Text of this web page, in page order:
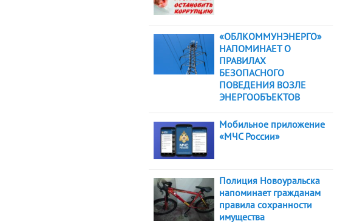
«ОБЛКОММУНЭНЕРГО»
НАПОМИНАЕТ О
ПРАВИЛАХ
БЕЗОПАСНОГО
ПОВЕДЕНИЯ ВОЗЛЕ
ЭНЕРГООБЪЕКТОВ
Мобильное приложение
«МЧС России»
Полиция Новоуральска
напоминает гражданам
правила сохранности
имущества